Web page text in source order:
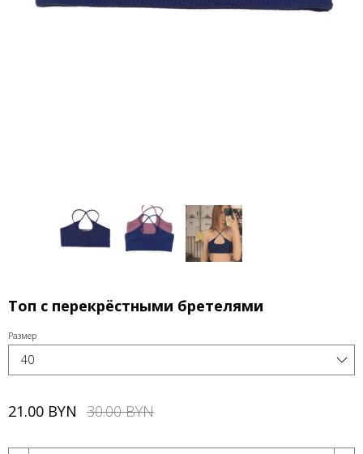
Топ с перекрёстными бретелями
Размер
21.00 BYN 30.00 BYN